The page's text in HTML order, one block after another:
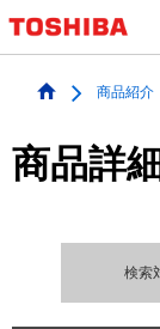
商品紹介
商品詳
検索